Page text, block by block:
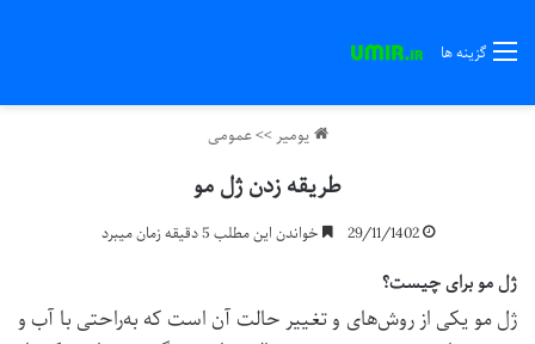
گزینه ها
یومیر>>عمومی
طریقه زدن ژل مو
29/11/1402 خواندن این مطلب 5 دقیقه زمان میبرد
ژل مو برای چیست؟
ژل مو یکی از روش‌های و تغییر حالت آن است که به‌راحتی با آب و